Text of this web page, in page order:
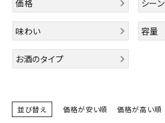
カテゴリーから探す
すべての商品
お酒
ギフト
価格 シーン
味わい 容量
お酒のタイプ
並び替え 価格が安い順 価格が高い順